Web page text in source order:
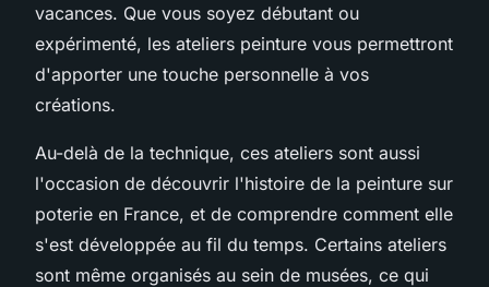
vacances. Que vous soyez débutant ou
expérimenté, les ateliers peinture vous permettront
d'apporter une touche personnelle à vos
créations.
Au-delà de la technique, ces ateliers sont aussi
l'occasion de découvrir l'histoire de la peinture sur
poterie en France, et de comprendre comment elle
s'est développée au fil du temps. Certains ateliers
sont même organisés au sein de musées, ce qui